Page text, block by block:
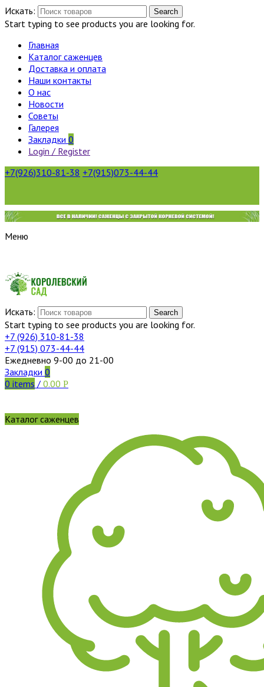
Искать: Search
Start typing to see products you are looking for.
Главная
Каталог саженцев
Доставка и оплата
Наши контакты
О нас
Новости
Советы
Галерея
Закладки 0
Login / Register
+7(926)310-81-38 +7(915)073-44-44
Меню
Искать: Search
Start typing to see products you are looking for.
+7 (926) 310-81-38
+7 (915) 073-44-44
Ежедневно 9-00 до 21-00
Закладки 0
0 items / 0.00 Р
Каталог саженцев